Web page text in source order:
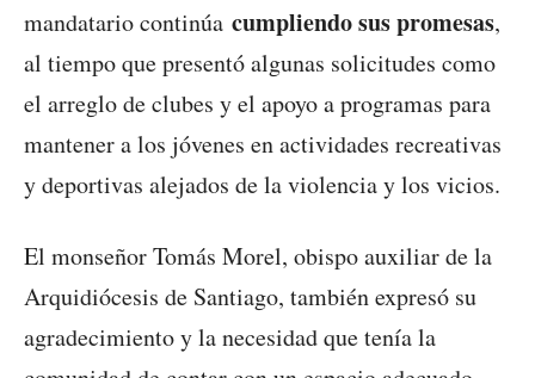
mandatario continúa cumpliendo sus promesas,
al tiempo que presentó algunas solicitudes como
el arreglo de clubes y el apoyo a programas para
mantener a los jóvenes en actividades recreativas
y deportivas alejados de la violencia y los vicios.
El monseñor Tomás Morel, obispo auxiliar de la
Arquidiócesis de Santiago, también expresó su
agradecimiento y la necesidad que tenía la